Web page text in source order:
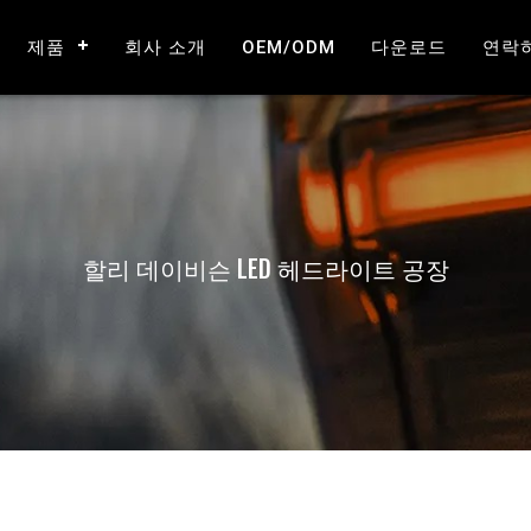
제품 회사 소개 OEM/ODM 다운로드 연락
할리 데이비슨 LED 헤드라이트 공장